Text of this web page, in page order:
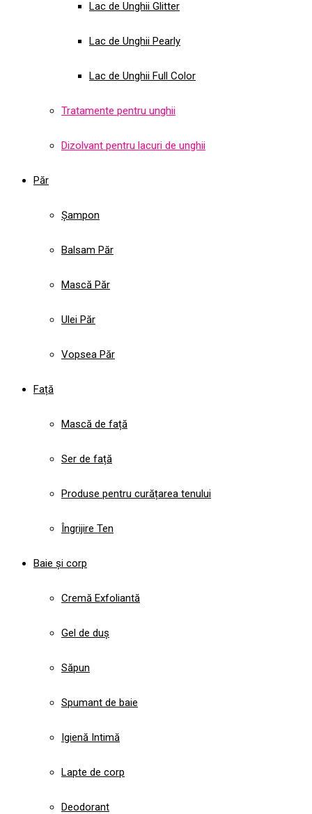
Lac de Unghii Glitter
Lac de Unghii Pearly
Lac de Unghii Full Color
Tratamente pentru unghii
Dizolvant pentru lacuri de unghii
Păr
Șampon
Balsam Păr
Mască Păr
Ulei Păr
Vopsea Păr
Față
Mască de față
Ser de față
Produse pentru curățarea tenului
Îngrijire Ten
Baie și corp
Cremă Exfoliantă
Gel de duș
Săpun
Spumant de baie
Igienă Intimă
Lapte de corp
Deodorant